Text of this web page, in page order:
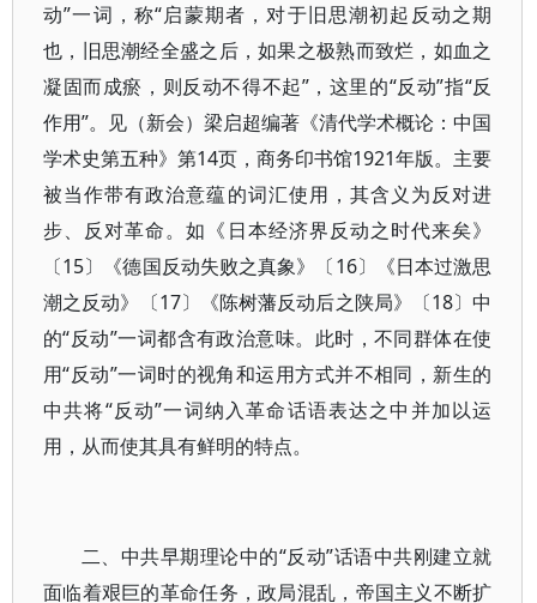
动”一词，称“启蒙期者，对于旧思潮初起反动之期
也，旧思潮经全盛之后，如果之极熟而致烂，如血之
凝固而成瘀，则反动不得不起”，这里的“反动”指“反
作用”。见（新会）梁启超编著《清代学术概论：中国
学术史第五种》第14页，商务印书馆1921年版。主要
被当作带有政治意蕴的词汇使用，其含义为反对进
步、反对革命。如《日本经济界反动之时代来矣》
〔15〕《德国反动失败之真象》〔16〕《日本过激思
潮之反动》〔17〕《陈树藩反动后之陕局》〔18〕中
的“反动”一词都含有政治意味。此时，不同群体在使
用“反动”一词时的视角和运用方式并不相同，新生的
中共将“反动”一词纳入革命话语表达之中并加以运
用，从而使其具有鲜明的特点。
二、中共早期理论中的“反动”话语中共刚建立就
面临着艰巨的革命任务，政局混乱，帝国主义不断扩